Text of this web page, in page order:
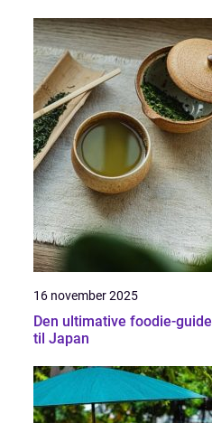
16 november 2025
Den ultimative foodie-guide
til Japan